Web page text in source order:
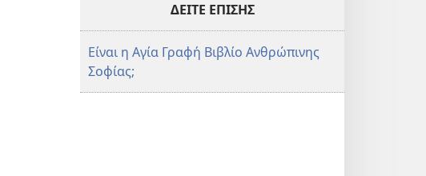
ΔΕΙΤΕ ΕΠΙΣΗΣ
Είναι η Αγία Γραφή Βιβλίο Ανθρώπινης
Σοφίας;